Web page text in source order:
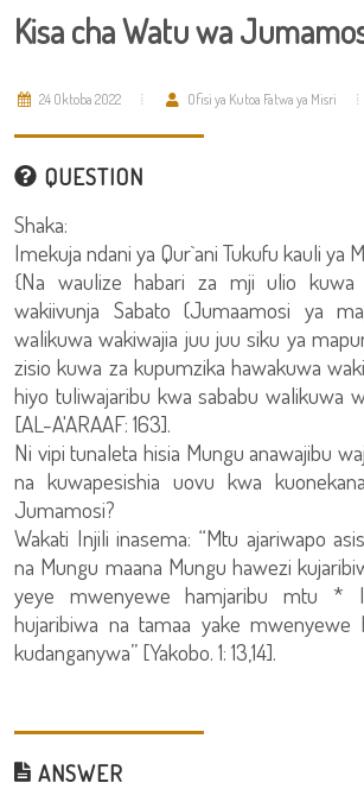
Kisa cha Watu wa
24 Oktoba 2022 Ofisi ya Kutoa Fatwa ya Misri
QUESTION
Shaka:
Imekuja ndani ya Qur`ani Tukufu kauli ya
{Na waulize habari za mji ulio kuwa
wakiivunja Sabato (Jumaamosi ya
walikuwa wakiwajia juu juu siku ya
zisio kuwa za kupumzika hawakuwa
hiyo tuliwajaribu kwa sababu walikuwa
[AL-A'ARAAF: 163].
Ni vipi tunaleta hisia Mungu anawajibu
na kuwapesishia uovu kwa
Jumamosi?
Wakati Injili inasema: “Mtu ajariwapo
na Mungu maana Mungu hawezi
yeye mwenyewe hamjaribu mtu *
hujaribiwa na tamaa yake mwenyewe
kudanganywa” [Yakobo. 1: 13,14].
ANSWER